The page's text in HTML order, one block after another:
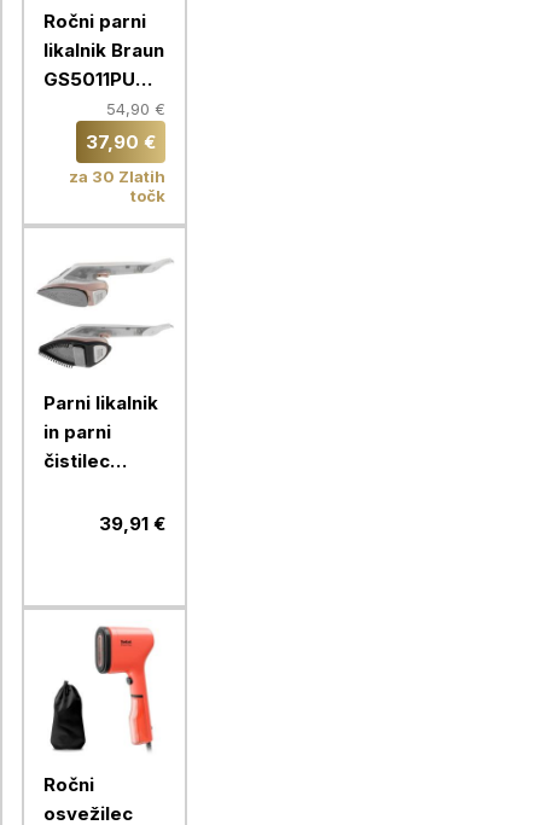
Ročni parni
likalnik Braun
GS5011PU
QuickSty 5
54,90 €
37,90 €
za 30 Zlatih
točk
Parni likalnik
in parni
čistilec
AD5044, 2v1
39,91 €
Ročni
osvežilec